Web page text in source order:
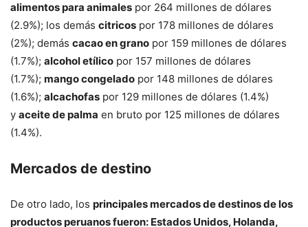
alimentos para animales por 264 millones de dólares
(2.9%); los demás citricos por 178 millones de dólares
(2%); demás cacao en grano por 159 millones de dólares
(1.7%); alcohol etílico por 157 millones de dólares
(1.7%); mango congelado por 148 millones de dólares
(1.6%); alcachofas por 129 millones de dólares (1.4%)
y aceite de palma en bruto por 125 millones de dólares
(1.4%).
Mercados de destino
De otro lado, los principales mercados de destinos de los
productos peruanos fueron: Estados Unidos, Holanda,